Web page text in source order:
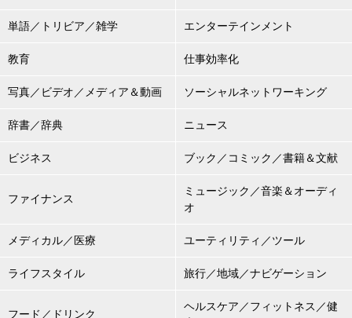
単語／トリビア／雑学 エンターテインメント
教育 仕事効率化
写真／ビデオ／メディア＆動画 ソーシャルネットワーキング
辞書／辞典 ニュース
ビジネス ブック／コミック／書籍＆文献
ファイナンス
ミュージック／音楽＆オーディ
オ
メディカル／医療 ユーティリティ／ツール
ライフスタイル 旅行／地域／ナビゲーション
フード／ドリンク
ヘルスケア／フィットネス／健